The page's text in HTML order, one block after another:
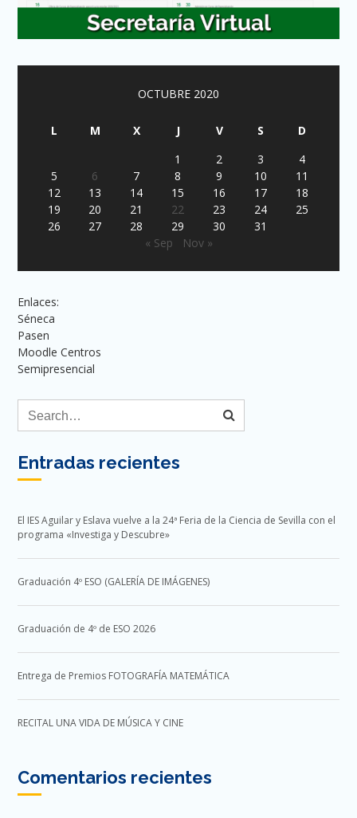
OCTUBRE 2020
L M X J V S
D
1
2 3
4
5
6 7 8 9 10
11
12
13 14 15 16 17
18
19
20 21 22 23 24
25
26
27 28 29 30
31
« Sep
Nov »
Enlaces:
Séneca
Pasen
Moodle Centros
Semipresencial
Entradas recientes
El IES Aguilar y Eslava vuelve a la 24ª Feria de la Ciencia de Sevilla con el
programa «Investiga y Descubre»
Graduación 4º ESO (GALERÍA DE IMÁGENES)
Graduación de 4º de ESO 2026
Entrega de Premios FOTOGRAFÍA MATEMÁTICA
RECITAL UNA VIDA DE MÚSICA Y CINE
Comentarios recientes